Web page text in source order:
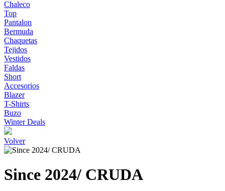
Chaleco
Top
Pantalon
Bermuda
Chaquetas
Tejidos
Vestidos
Faldas
Short
Accesorios
Blazer
T-Shirts
Buzo
Winter Deals
Volver
Since 2024/ CRUDA